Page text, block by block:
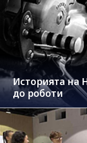
Историята на
до роботи